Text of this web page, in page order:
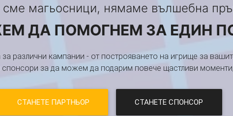
магьосници, нямаме вълшебна
ДА ПОМОГНЕМ ЗА ЕДИН
различни кампании - от построяването на игрище за
спонсори за да можем да подарим повече щастливи
СТАНЕТЕ ПАРТНЬОР СТАНЕТЕ СПОНСОР